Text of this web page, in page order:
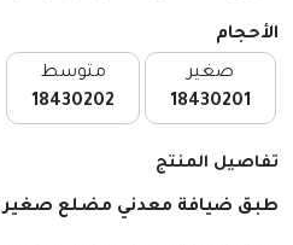
الأحجام
صغير
18430201
متوسط
18430202
تفاصيل المنتج
طبق ضيافة معدني مضلع صغير 40×17.5×3 سم